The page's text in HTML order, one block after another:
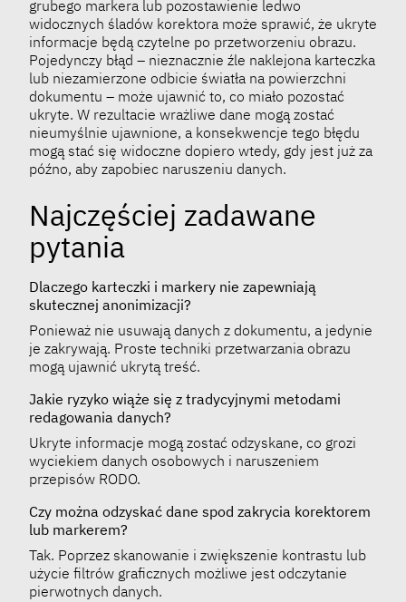
grubego markera lub pozostawienie ledwo
widocznych śladów korektora może sprawić, że ukryte
informacje będą czytelne po przetworzeniu obrazu.
Pojedynczy błąd – nieznacznie źle naklejona karteczka
lub niezamierzone odbicie światła na powierzchni
dokumentu – może ujawnić to, co miało pozostać
ukryte. W rezultacie wrażliwe dane mogą zostać
nieumyślnie ujawnione, a konsekwencje tego błędu
mogą stać się widoczne dopiero wtedy, gdy jest już za
późno, aby zapobiec naruszeniu danych.
Najczęściej zadawane
pytania
Dlaczego karteczki i markery nie zapewniają
skutecznej anonimizacji?
Ponieważ nie usuwają danych z dokumentu, a jedynie
je zakrywają. Proste techniki przetwarzania obrazu
mogą ujawnić ukrytą treść.
Jakie ryzyko wiąże się z tradycyjnymi metodami
redagowania danych?
Ukryte informacje mogą zostać odzyskane, co grozi
wyciekiem danych osobowych i naruszeniem
przepisów RODO.
Czy można odzyskać dane spod zakrycia korektorem
lub markerem?
Tak. Poprzez skanowanie i zwiększenie kontrastu lub
użycie filtrów graficznych możliwe jest odczytanie
pierwotnych danych.